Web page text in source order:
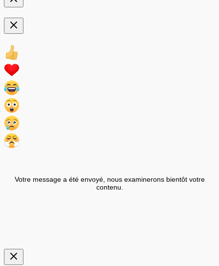
Votre message a été envoyé, nous examinerons bientôt votre
contenu.